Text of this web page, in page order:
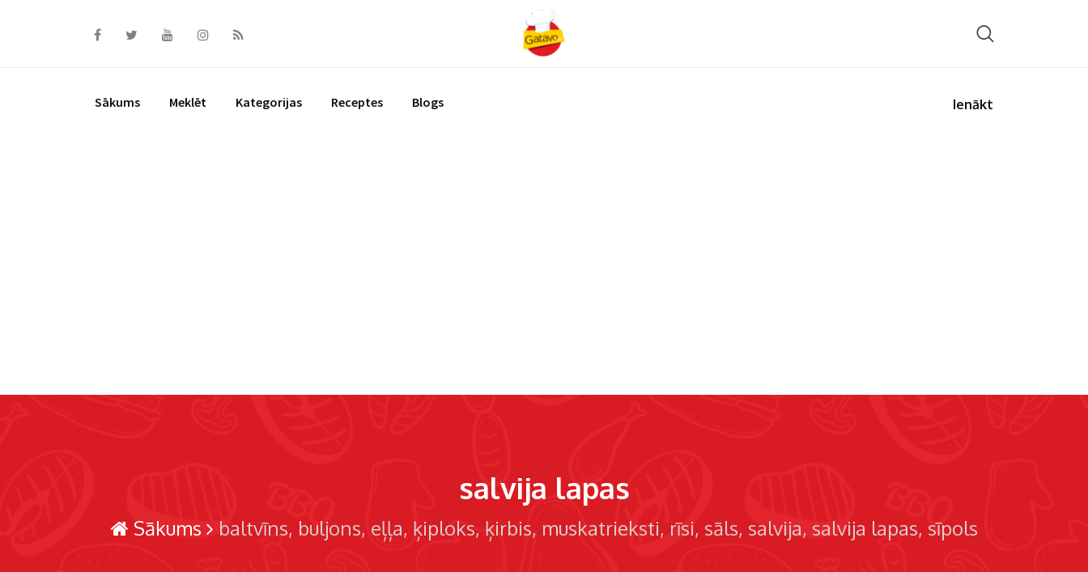
Sākums Meklēt Kategorijas Receptes Blogs Ienākt
salvija lapas
Sākums baltvīns buljons eļļa ķiploks ķirbis muskatrieksti rīsi sāls salvija salvija lapas sīpols